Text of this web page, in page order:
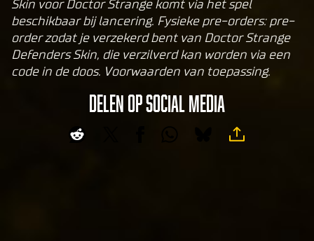
By
clic
king
Skin voor Doctor Strange komt via het spel
beschikbaar bij lancering. Fysieke pre-orders: pre-
order zodat je verzekerd bent van Doctor Strange
Defenders Skin, die verzilverd kan worden via een
code in de doos. Voorwaarden van toepassing.
DELEN OP SOCIAL MEDIA